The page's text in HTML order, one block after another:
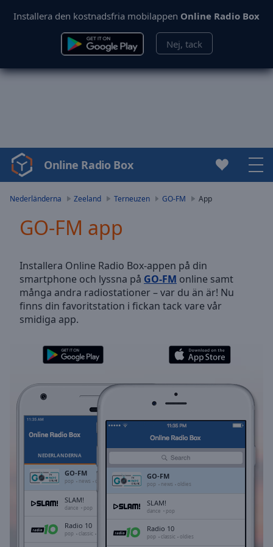
Installera den kostnadsfria mobilappen Online Radio Box
Nej, tack
Video
Player
Play
Video
Skip
Backward
Skip
Forward
Mute
Current
Duration-:-
0.00%
Stream
TypeLIVE
LIVE
Remaining
Online Radio Box
Nederländerna Zeeland Terneuzen GO-FM App
GO-FM app
Installera Online Radio Box-appen på din
smartphone och lyssna på GO-FM online samt
många andra radiostationer – var du än är! Nu
finns din favoritstation i fickan tack vare vår
smidiga app.
NEDERLÄNDERNA
GO-FM
pop news oldies
SLAM!
dance pop
Radio 10
pop classic
GO-FM
pop news oldies
SLAM!
dance pop
Radio 10
pop classic oldies